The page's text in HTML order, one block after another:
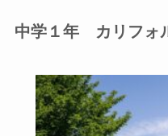
中学１年 カリフォ